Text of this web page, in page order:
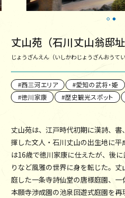
丈山苑（石川丈山翁邸址
じょうざんえん（いしかわじょうざんおうてい
西三河エリア 愛知の武将・姫
徳川家康
歴史観光スポット
丈山苑は、江戸時代初期に漢詩、
揮した文人・石川丈山の出生地に
は16歳で徳川家康に仕えたが、後
りなど風雅の世界に身を転じた。
庭した一条寺詩仙堂の唐様庭園、
本願寺渉成園の池泉回遊式庭園を